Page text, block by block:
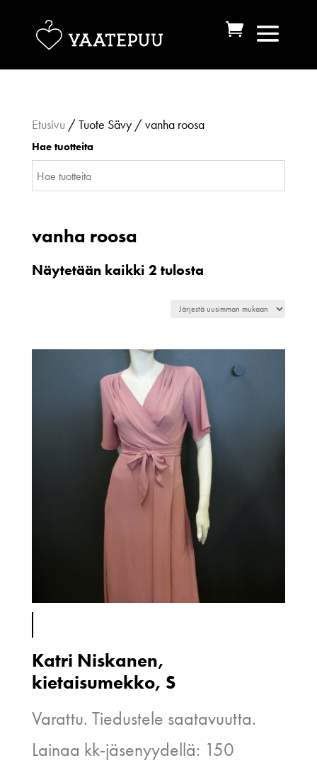
Etusivu / Tuote Sävy / vanha roosa
Hae tuotteita
vanha roosa
Näytetään kaikki 2 tulostaSorted
Katri Niskanen,
kietaisumekko, S
Varattu. Tiedustele saatavuutta.
Lainaa kk-jäsenyydellä: 150